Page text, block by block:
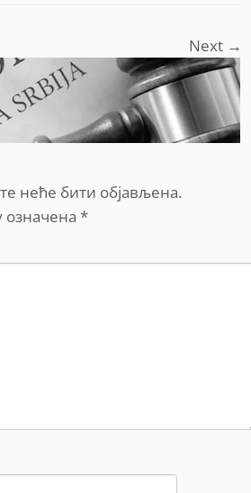
Next →
неће бити објављена.
*